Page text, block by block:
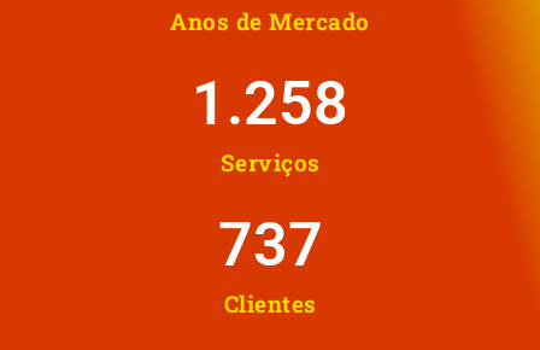
Anos de Mercado
Serviços
1.258
Clientes
737